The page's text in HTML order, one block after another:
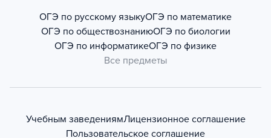
ОГЭ по русскому языкуОГЭ по математике
ОГЭ по обществознаниюОГЭ по биологии
ОГЭ по информатикеОГЭ по физике
Все предметы
Учебным заведениямЛицензионное соглашение
Пользовательское соглашение